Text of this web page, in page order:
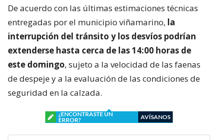
De acuerdo con las últimas estimaciones técnicas
entregadas por el municipio viñamarino, la
interrupción del tránsito y los desvíos podrían
extenderse hasta cerca de las 14:00 horas de
este domingo, sujeto a la velocidad de las faenas
de despeje y a la evaluación de las condiciones de
seguridad en la calzada.
¿ENCONTRASTE UN
ERROR?
AVÍSANOS